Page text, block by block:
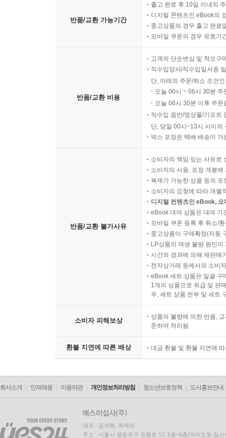
반품/교환 가능기간
출고 완료 후 10일 이내의
디지털 콘텐츠인 eBook의
중고상품의 경우 출고 완료
모바일 쿠폰의 경우 유효기
반품/교환 비용
고객의 단순변심 및 착오구
직수입양서/직수입일서중
단, 아래의 주문/취소 조건
오늘 00시 ~ 06시 30분
오늘 06시 30분 이후 주
직수입 음반/영상물/기프트
단, 당일 00시~13시 사이의
박스 포장은 택배 배송이
반품/교환 불가사유
소비자의 책임 있는 사유로
소비자의 사용, 포장 개봉
복제가 가능한 상품 등의
소비자의 요청에 따라 개별
디지털 컨텐츠인 eBook,
eBook 대여 상품은 대여 기
모바일 쿠폰 등록 후 취소/
중고상품이 구매확정(자동
LP상품의 재생 불량 원인
시간의 경과에 의해 재판매
전자상거래 등에서의 소비
eBook 세트 상품은 일괄 구
1개의 상품으로 취급 및 판
우, 세트 상품 전부 및 세트
소비자 피해보상
상품의 불량에 의한 반품,
준하여 처리됨
환불 지연에 따른 배상 대금 환불 및 환불 지연에
회사소개 인재채용 이용약관 개인정보처리방침 청소년보호정책 도서홍보안내
대표 : 김석환, 최세라
주소 : 서울시 영등포구 은행로 11, 5층~6층(여의도동,일신